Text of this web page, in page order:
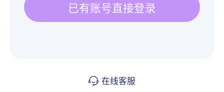
已有账号直接登录
在线客服